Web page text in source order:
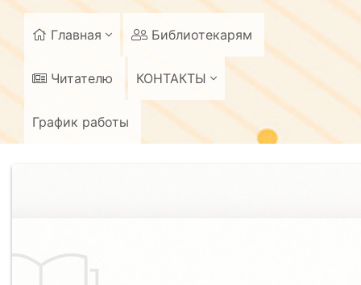
Главная Библиотекарям
Читателю КОНТАКТЫ
График работы